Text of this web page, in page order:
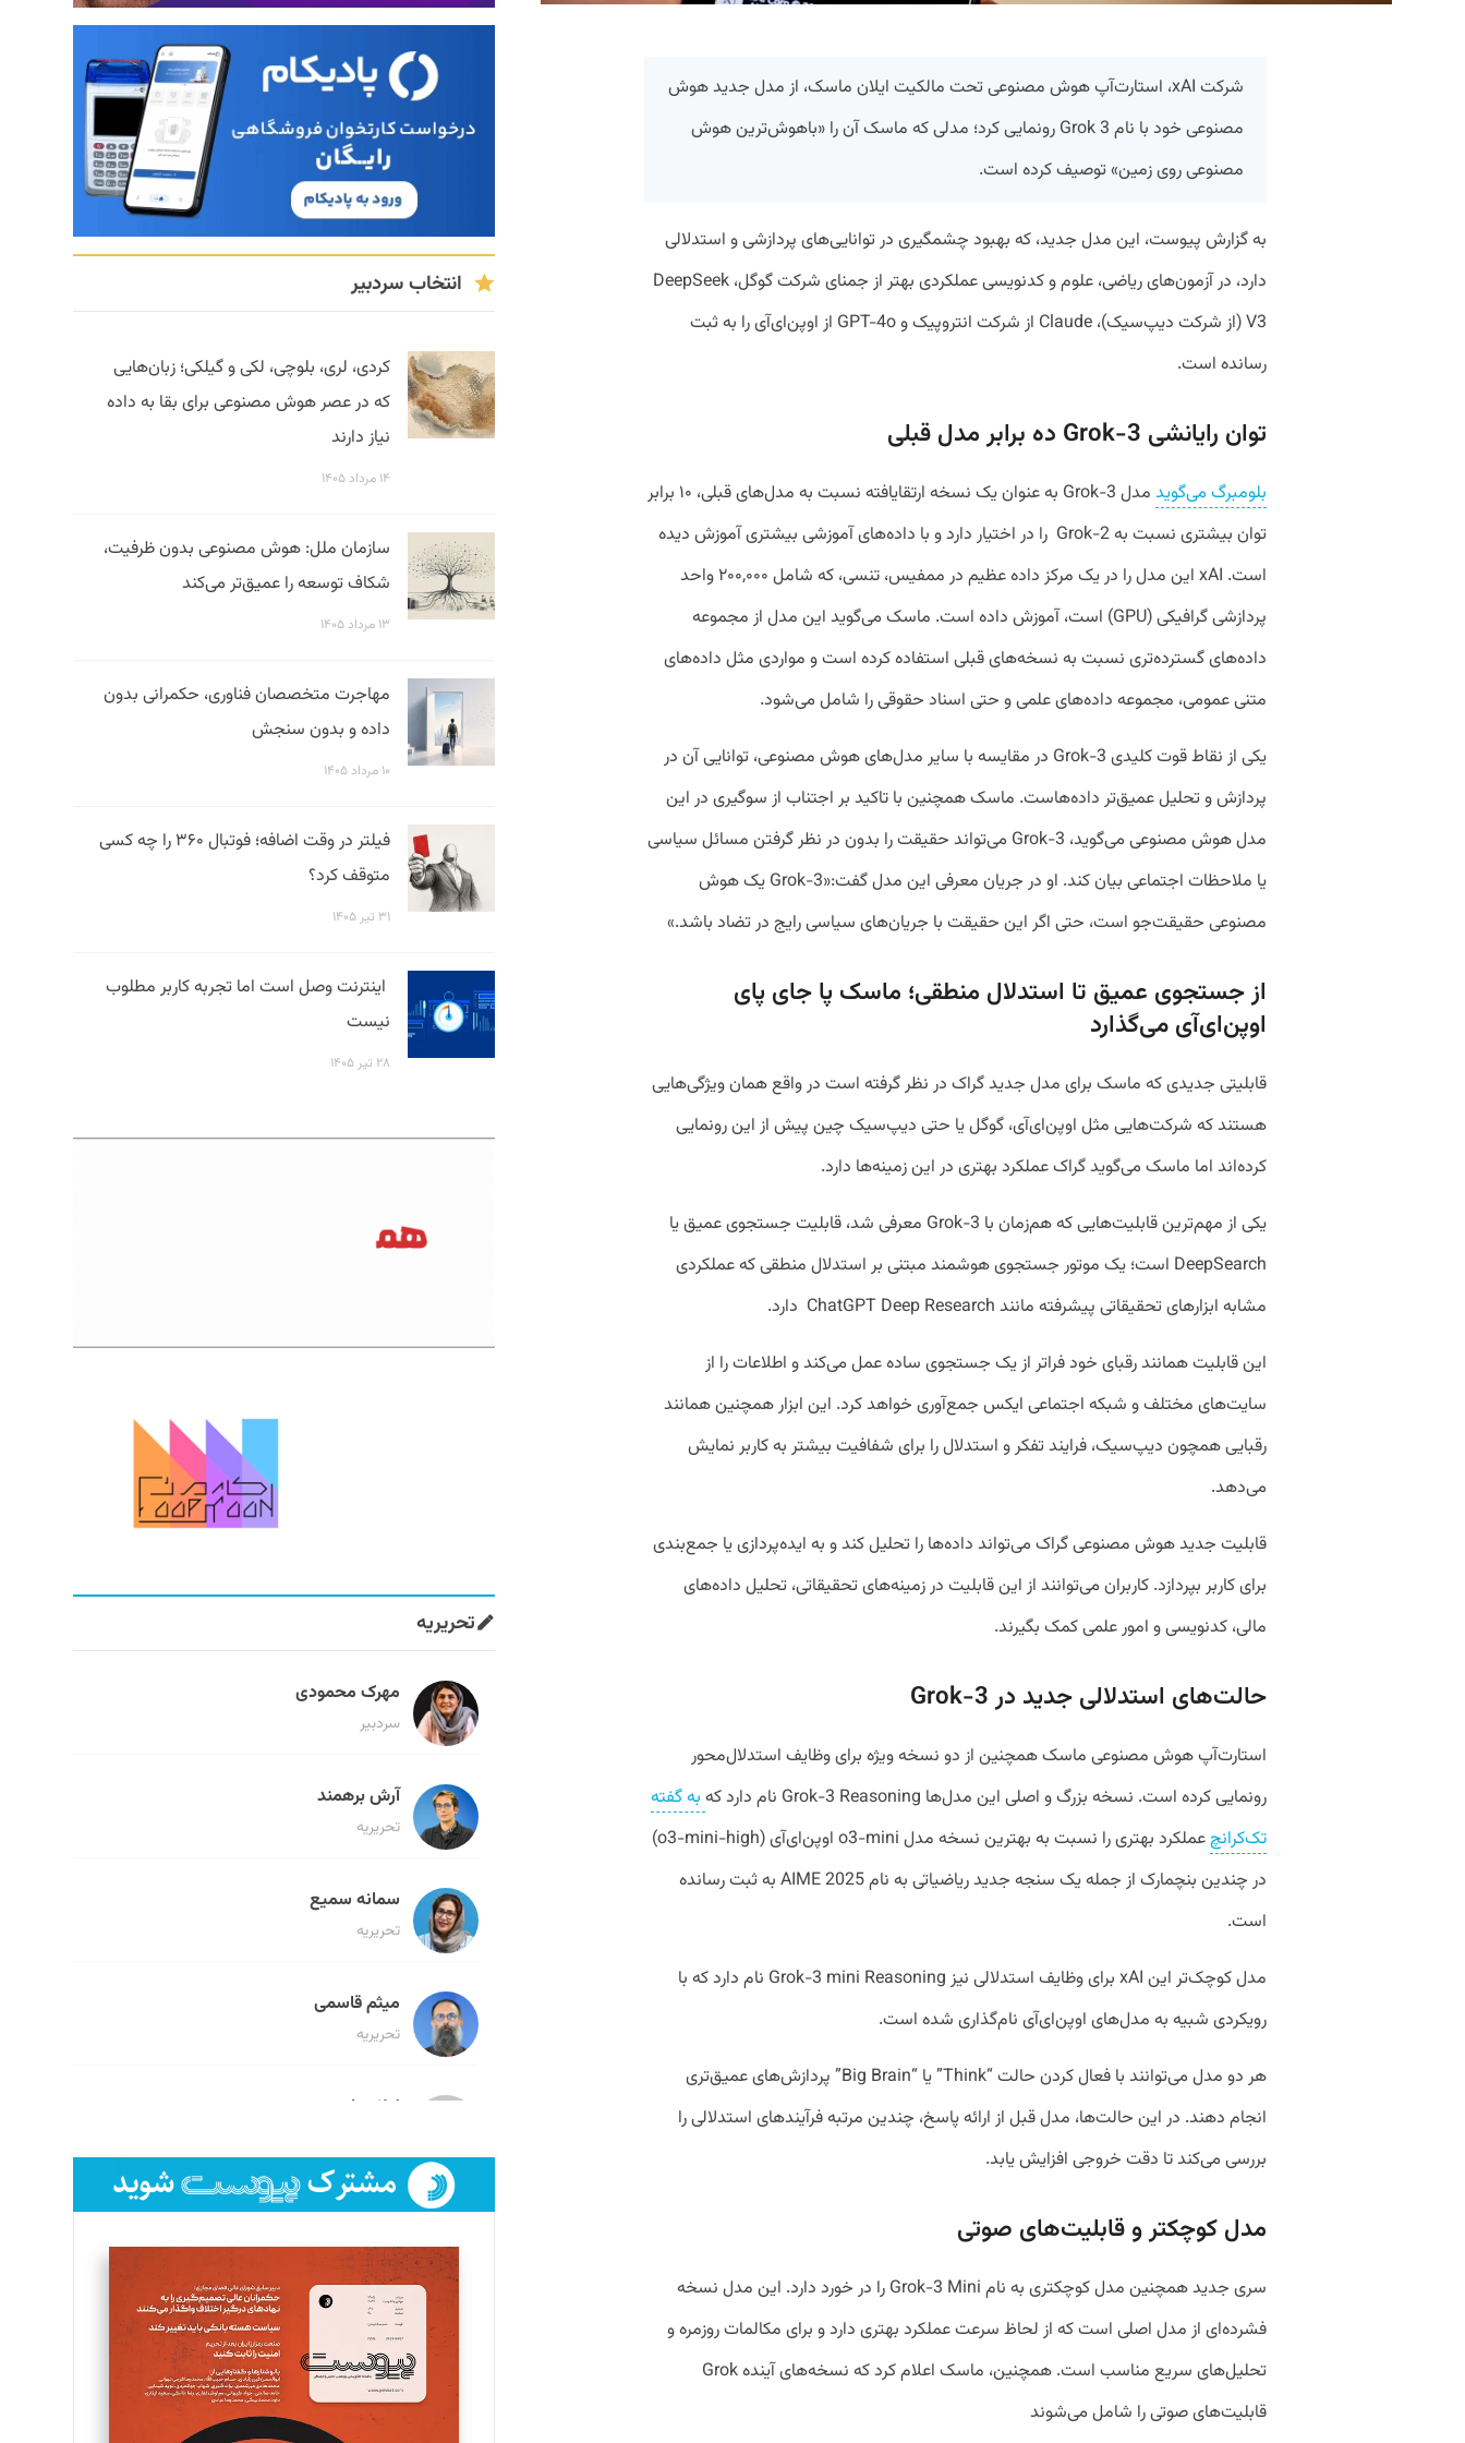
شرکت xAI، استارت‌آپ هوش مصنوعی تحت مالکیت ایلان ماسک، از مدل جدید هوش
مصنوعی خود با نام Grok 3 رونمایی کرد؛ مدلی که ماسک آن را «باهوش‌ترین هوش
مصنوعی روی زمین» توصیف کرده است.
به گزارش پیوست، این مدل جدید، که بهبود چشمگیری در توانایی‌های پردازشی و استدلالی
دارد، در آزمون‌های ریاضی، علوم و کدنویسی عملکردی بهتر از جمنای شرکت گوگل، DeepSeek
V3 (از شرکت دیپ‌سیک)، Claude از شرکت انتروپیک و GPT-4o از اوپن‌ای‌آی را به ثبت
رسانده است.
توان رایانشی Grok-3 ده برابر مدل قبلی
بلومبرگ می‌گوید
مدل Grok-3 به عنوان یک نسخه ارتقایافته نسبت به مدل‌های قبلی، ۱۰ برابر
توان بیشتری نسبت به Grok-2 را در اختیار دارد و با داده‌های آموزشی بیشتری آموزش دیده
است. xAI این مدل را در یک مرکز داده عظیم در ممفیس، تنسی، که شامل ۲۰۰,۰۰۰ واحد
پردازشی گرافیکی (GPU) است، آموزش داده است. ماسک می‌گوید این مدل از مجموعه
داده‌های گسترده‌تری نسبت به نسخه‌های قبلی استفاده کرده است و مواردی مثل داده‌های
متنی عمومی، مجموعه داده‌های علمی و حتی اسناد حقوقی را شامل می‌شود.
یکی از نقاط قوت کلیدی Grok-3 در مقایسه با سایر مدل‌های هوش مصنوعی، توانایی آن در
پردازش و تحلیل عمیق‌تر داده‌هاست. ماسک همچنین با تاکید بر اجتناب از سو‌گیری در این
مدل هوش مصنوعی می‌گوید، Grok-3 می‌تواند حقیقت را بدون در نظر گرفتن مسائل سیاسی
یا ملاحظات اجتماعی بیان کند. او در جریان معرفی این مدل گفت:«Grok-3 یک هوش
مصنوعی حقیقت‌جو است، حتی اگر این حقیقت با جریان‌های سیاسی رایج در تضاد باشد.»
از جستجوی عمیق تا استدلال منطقی؛ ماسک پا جای پای
اوپن‌ای‌آی می‌گذارد
قابلیتی جدیدی که ماسک برای مدل جدید گراک در نظر گرفته است در واقع همان ویژگی‌هایی
هستند که شرکت‌هایی مثل اوپن‌ای‌آی، گوگل یا حتی دیپ‌سیک چین پیش از این رونمایی
کرده‌اند اما ماسک می‌گوید گراک عملکرد بهتری در این زمینه‌ها دارد.
یکی از مهم‌ترین قابلیت‌هایی که هم‌زمان با Grok-3 معرفی شد، قابلیت جستجوی عمیق یا
DeepSearch است؛ یک موتور جستجوی هوشمند مبتنی بر استدلال منطقی که عملکردی
مشابه ابزارهای تحقیقاتی پیشرفته مانند ChatGPT Deep Research دارد.
این قابلیت همانند رقبای خود فراتر از یک جستجوی ساده عمل می‌کند و اطلاعات را از
سایت‌های مختلف و شبکه اجتماعی ایکس جمع‌آوری خواهد کرد. این ابزار همچنین همانند
رقبایی همچون دیپ‌سیک، فرایند تفکر و استدلال را برای شفافیت بیشتر به کاربر نمایش
می‌دهد.
قابلیت جدید هوش مصنوعی گراک می‌تواند داده‌ها را تحلیل کند و به ایده‌پردازی یا جمع‌بندی
برای کاربر بپردازد. کاربران می‌توانند از این قابلیت در زمینه‌های تحقیقاتی، تحلیل داده‌های
مالی، کدنویسی و امور علمی کمک بگیرند.
حالت‌های استدلالی جدید در Grok-3
استارت‌آپ هوش مصنوعی ماسک همچنین از دو نسخه ویژه برای وظایف استدلال‌محور
رونمایی کرده است. نسخه بزرگ و اصلی این مدل‌ها Grok-3 Reasoning نام دارد که
به گفته
تک‌کرانچ
عملکرد بهتری را نسبت به بهترین نسخه مدل o3-mini اوپن‌ای‌آی (o3-mini-high)
در چندین بنچمارک از جمله یک سنجه جدید ریاضیاتی به نام AIME 2025 به ثبت رسانده
است.
مدل کوچک‌تر این xAI برای وظایف استدلالی نیز Grok-3 mini Reasoning نام دارد که با
رویکردی شبیه به مدل‌های اوپن‌ای‌آی نام‌گذاری شده است.
هر دو مدل می‌توانند با فعال کردن حالت “Think” یا “Big Brain” پردازش‌های عمیق‌تری
انجام دهند. در این حالت‌ها، مدل قبل از ارائه پاسخ، چندین مرتبه فرآیندهای استدلالی را
بررسی می‌کند تا دقت خروجی افزایش یابد.
مدل‌ کوچکتر و قابلیت‌های صوتی
سری جدید همچنین مدل‌ کوچکتری به نام Grok-3 Mini را در خورد دارد. این مدل نسخه
فشرده‌ای از مدل اصلی است که از لحاظ سرعت عملکرد بهتری دارد و برای مکالمات روزمره و
تحلیل‌های سریع مناسب است. همچنین، ماسک اعلام کرد که نسخه‌های آینده Grok
قابلیت‌های صوتی را شامل می‌شوند
انتخاب سردبیر
کردی، لری، بلوچی، لکی و گیلکی؛ زبان‌هایی
که در عصر هوش مصنوعی برای بقا به داده
نیاز دارند
۱۴ مرداد ۱۴۰۵
سازمان ملل: هوش مصنوعی بدون ظرفیت،
شکاف توسعه را عمیق‌تر می‌کند
۱۳ مرداد ۱۴۰۵
مهاجرت متخصصان فناوری، حکمرانی بدون
داده و بدون سنجش
۱۰ مرداد ۱۴۰۵
فیلتر در وقت اضافه؛ فوتبال ۳۶۰ را چه کسی
متوقف کرد؟
۳۱ تیر ۱۴۰۵
اینترنت وصل است اما تجربه کاربر مطلوب
نیست
۲۸ تیر ۱۴۰۵
تحریریه
مهرک محمودی
سردبیر
آرش برهمند
تحریریه
سمانه سمیع
تحریریه
میثم قاسمی
تحریریه
لیلا حنارود
فائزه فتحی رستمی
تحریریه
سروش کرمیان
تحریریه
مینا پاکدل